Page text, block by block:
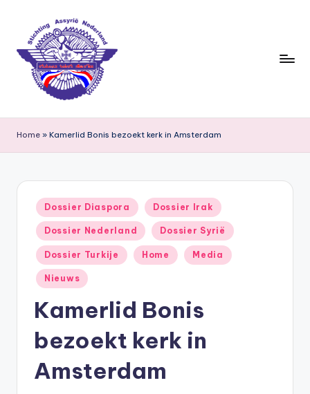
ti
c
h
Home » Kamerlid Bonis bezoekt kerk in Amsterdam
Geplaatst
in
Dossier Diaspora Dossier Irak
Dossier Nederland Dossier Syrië
Dossier Turkije Home Media
Nieuws
Kamerlid Bonis
bezoekt kerk in
Amsterdam